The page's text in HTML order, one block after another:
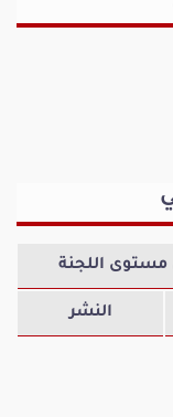
مستوى اللجنة
النشر